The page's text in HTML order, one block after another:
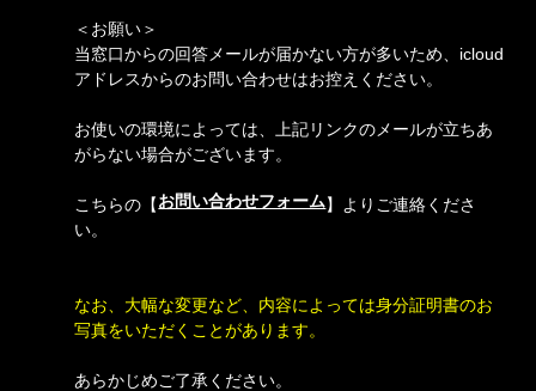
＜お願い＞
当窓口からの回答メールが届かない方が多いため、icloud
アドレスからのお問い合わせはお控えください。
お使いの環境によっては、上記リンクのメールが立ちあ
がらない場合がございます。
こちらの【お問い合わせフォーム】よりご連絡くださ
い。
なお、大幅な変更など、内容によっては身分証明書のお
写真をいただくことがあります。
あらかじめご了承ください。